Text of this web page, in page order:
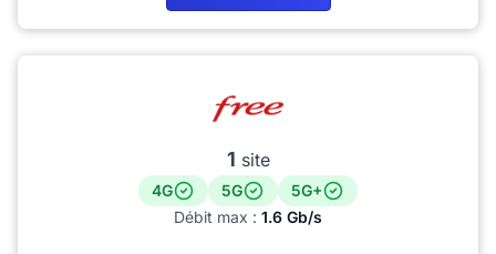
1 site
4G 5G
5G+
Débit max : 1.6 Gb/s